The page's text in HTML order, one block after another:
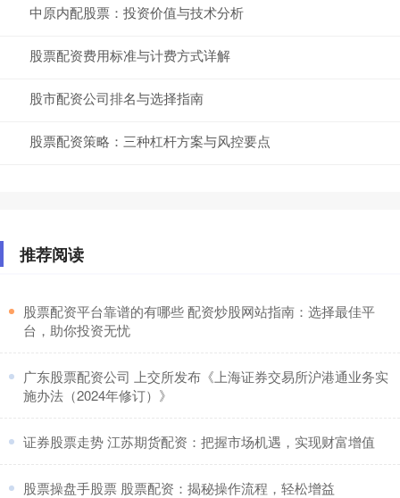
中原内配股票：投资价值与技术分析
股票配资费用标准与计费方式详解
股市配资公司排名与选择指南
股票配资策略：三种杠杆方案与风控要点
推荐阅读
​股票配资平台靠谱的有哪些 配资炒股网站指南：选择最佳平
台，助你投资无忧
​广东股票配资公司 上交所发布《上海证券交易所沪港通业务实
施办法（2024年修订）》
​证券股票走势 江苏期货配资：把握市场机遇，实现财富增值
​股票操盘手股票 股票配资：揭秘操作流程，轻松增益